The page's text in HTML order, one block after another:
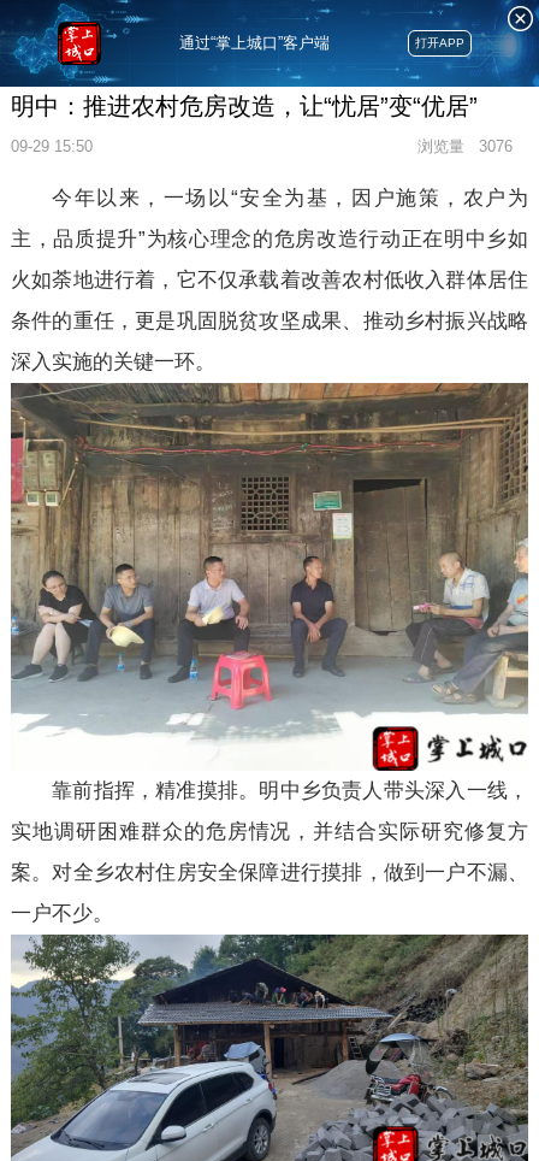
通过“掌上城口”客户端 打开APP
明中：推进农村危房改造，让“忧居”变“优居”
09-29 15:50 浏览量 3076
今年以来，一场以“安全为基，因户施策，农户为
主，品质提升”为核心理念的危房改造行动正在明中乡如
火如荼地进行着，它不仅承载着改善农村低收入群体居住
条件的重任，更是巩固脱贫攻坚成果、推动乡村振兴战略
深入实施的关键一环。
靠前指挥，精准摸排。明中乡负责人带头深入一线，
实地调研困难群众的危房情况，并结合实际研究修复方
案。对全乡农村住房安全保障进行摸排，做到一户不漏、
一户不少。